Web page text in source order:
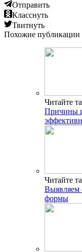
Отправить
Класснуть
Твитнуть
Похожие публикации
Читайте
Причины
Читайте
Выявляем
формы